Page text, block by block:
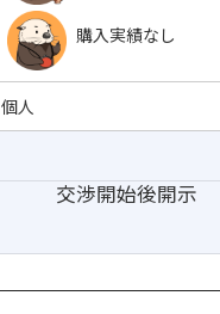
購入実績なし
個人
交渉開始後開示